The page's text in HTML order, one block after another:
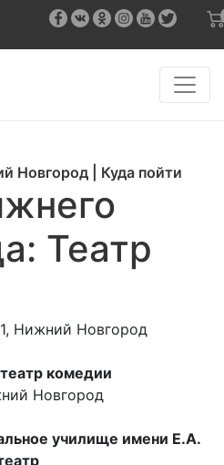
Новгород Куда пойти
Театр
Нижний Новгород
комедии
Новгород
училище имени Е.А.